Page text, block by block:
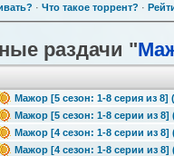
· Что такое торрент? ·
раздачи "
Мажор [5 сезон: 1-8 серия из 8]
Мажор [5 сезон: 1-8 серии из 8]
Мажор [4 сезон: 1-8 серии из 8]
Мажор [4 сезон: 1-8 серии из 8]